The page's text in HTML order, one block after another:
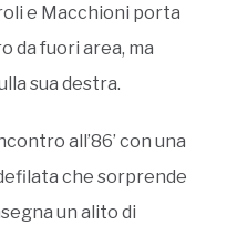
e Macchioni porta
da fuori area, ma
sua destra.
all’86’ con una
che sorprende
un alito di